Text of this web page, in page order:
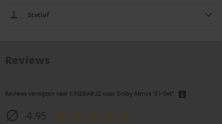
Statief
Reviews verwijzen naar CINEBAR 22 voor Dolby Atmos "5.1-Set"